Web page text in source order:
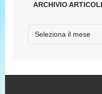
ARCHIVIO